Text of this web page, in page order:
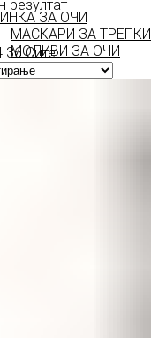
ЗА ОЧИ
МАСКАРИ ЗА ТРЕПКИ
МОЛИВИ ЗА ОЧИ
СЕНКИ ЗА ОЧИ
ТУШ ЗА ОЧИ
резултат
36 Сите